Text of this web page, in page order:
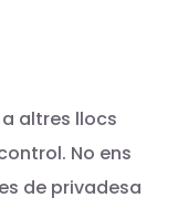
altres llocs
No ens
de privadesa